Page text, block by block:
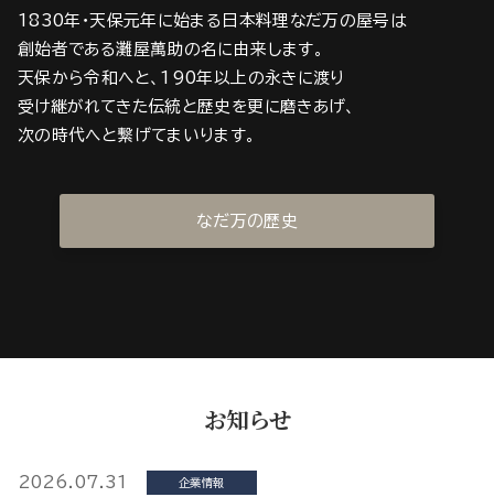
1830年・天保元年に始まる日本料理なだ万の屋号は
創始者である灘屋萬助の名に由来します。
天保から令和へと、190年以上の永きに渡り
受け継がれてきた伝統と歴史を更に磨きあげ、
次の時代へと繋げてまいります。
なだ万の歴史
お知らせ
2026.07.31 企業情報